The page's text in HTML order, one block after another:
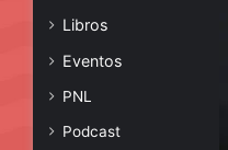
Libros
Eventos
PNL
Podcast